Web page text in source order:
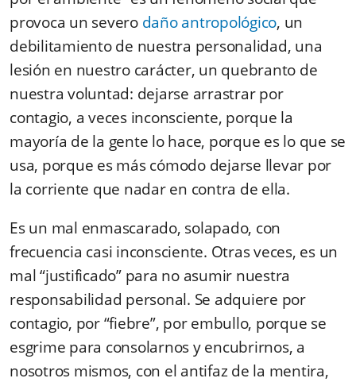
provoca un severo daño antropológico, un
debilitamiento de nuestra personalidad, una
lesión en nuestro carácter, un quebranto de
nuestra voluntad: dejarse arrastrar por
contagio, a veces inconsciente, porque la
mayoría de la gente lo hace, porque es lo que se
usa, porque es más cómodo dejarse llevar por
la corriente que nadar en contra de ella.
Es un mal enmascarado, solapado, con
frecuencia casi inconsciente. Otras veces, es un
mal “justificado” para no asumir nuestra
responsabilidad personal. Se adquiere por
contagio, por “fiebre”, por embullo, porque se
esgrime para consolarnos y encubrirnos, a
nosotros mismos, con el antifaz de la mentira,